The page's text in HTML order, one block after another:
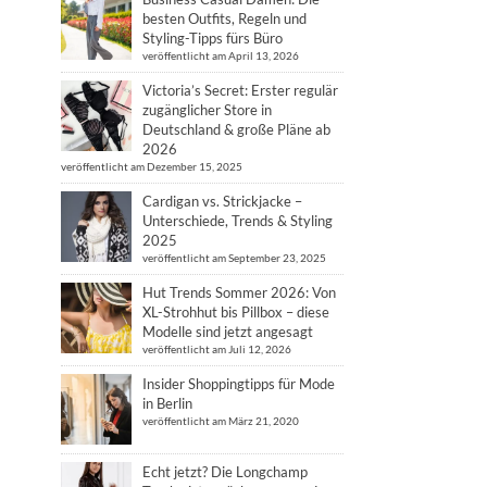
besten Outfits, Regeln und
Styling-Tipps fürs Büro
veröffentlicht am April 13, 2026
Victoria’s Secret: Erster regulär
zugänglicher Store in
Deutschland & große Pläne ab
2026
veröffentlicht am Dezember 15, 2025
Cardigan vs. Strickjacke –
Unterschiede, Trends & Styling
2025
veröffentlicht am September 23, 2025
Hut Trends Sommer 2026: Von
XL-Strohhut bis Pillbox – diese
Modelle sind jetzt angesagt
veröffentlicht am Juli 12, 2026
Insider Shoppingtipps für Mode
in Berlin
veröffentlicht am März 21, 2020
Echt jetzt? Die Longchamp